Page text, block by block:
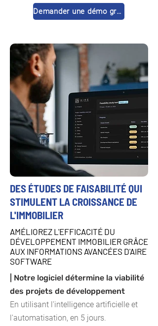
Demander une démo gratuite
DES ÉTUDES DE FAISABILITÉ QUI
STIMULENT LA CROISSANCE DE
L'IMMOBILIER
AMÉLIOREZ L'EFFICACITÉ DU
DÉVELOPPEMENT IMMOBILIER GRÂCE
AUX INFORMATIONS AVANCÉES D'AIRE
SOFTWARE
| Notre logiciel détermine la viabilité
des projets de développement
En utilisant l'intelligence artificielle et
l'automatisation, en 5 jours.